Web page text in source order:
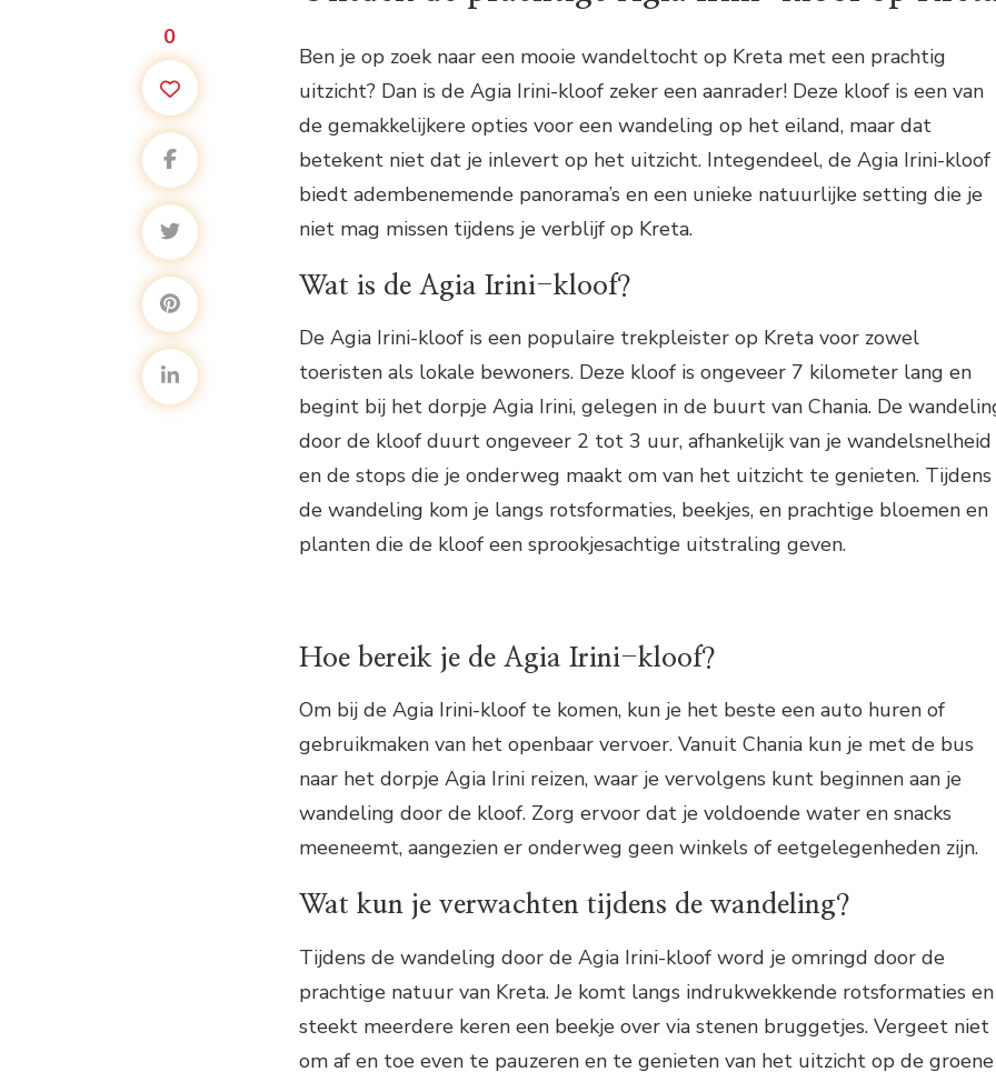
0
Ben je op zoek naar een mooie wandeltocht op Kreta met een prachtig
uitzicht? Dan is de Agia Irini-kloof zeker een aanrader! Deze kloof is een van
de gemakkelijkere opties voor een wandeling op het eiland, maar dat
betekent niet dat je inlevert op het uitzicht. Integendeel, de Agia Irini-kloof
biedt adembenemende panorama’s en een unieke natuurlijke setting die je
niet mag missen tijdens je verblijf op Kreta.
Wat is de Agia Irini-kloof?
De Agia Irini-kloof is een populaire trekpleister op Kreta voor zowel
toeristen als lokale bewoners. Deze kloof is ongeveer 7 kilometer lang en
begint bij het dorpje Agia Irini, gelegen in de buurt van Chania. De
door de kloof duurt ongeveer 2 tot 3 uur, afhankelijk van je wandelsnelheid
en de stops die je onderweg maakt om van het uitzicht te genieten. Tijdens
de wandeling kom je langs rotsformaties, beekjes, en prachtige bloemen en
planten die de kloof een sprookjesachtige uitstraling geven.
Hoe bereik je de Agia Irini-kloof?
Om bij de Agia Irini-kloof te komen, kun je het beste een auto huren of
gebruikmaken van het openbaar vervoer. Vanuit Chania kun je met de bus
naar het dorpje Agia Irini reizen, waar je vervolgens kunt beginnen aan je
wandeling door de kloof. Zorg ervoor dat je voldoende water en snacks
meeneemt, aangezien er onderweg geen winkels of eetgelegenheden zijn.
Wat kun je verwachten tijdens de wandeling?
Tijdens de wandeling door de Agia Irini-kloof word je omringd door de
prachtige natuur van Kreta. Je komt langs indrukwekkende rotsformaties en
steekt meerdere keren een beekje over via stenen bruggetjes. Vergeet niet
om af en toe even te pauzeren en te genieten van het uitzicht op de groene